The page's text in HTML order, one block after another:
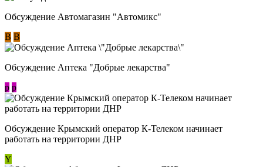
Обсуждение Автомагазин "Автомикс"
В В
Обсуждение Аптека "Добрые лекарства"
p p
Обсуждение Крымский оператор К-Телеком начинает
работать на территории ДНР
Y